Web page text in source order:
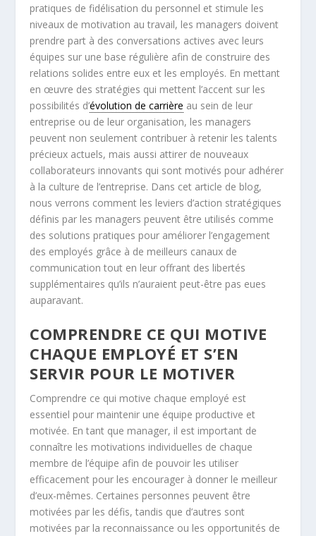
pratiques de fidélisation du personnel et stimule les
niveaux de motivation au travail, les managers doivent
prendre part à des conversations actives avec leurs
équipes sur une base régulière afin de construire des
relations solides entre eux et les employés. En mettant
en œuvre des stratégies qui mettent l’accent sur les
possibilités d’évolution de carrière au sein de leur
entreprise ou de leur organisation, les managers
peuvent non seulement contribuer à retenir les talents
précieux actuels, mais aussi attirer de nouveaux
collaborateurs innovants qui sont motivés pour adhérer
à la culture de l’entreprise. Dans cet article de blog,
nous verrons comment les leviers d’action stratégiques
définis par les managers peuvent être utilisés comme
des solutions pratiques pour améliorer l’engagement
des employés grâce à de meilleurs canaux de
communication tout en leur offrant des libertés
supplémentaires qu’ils n’auraient peut-être pas eues
auparavant.
COMPRENDRE CE QUI MOTIVE
CHAQUE EMPLOYÉ ET S’EN
SERVIR POUR LE MOTIVER
Comprendre ce qui motive chaque employé est
essentiel pour maintenir une équipe productive et
motivée. En tant que manager, il est important de
connaître les motivations individuelles de chaque
membre de l’équipe afin de pouvoir les utiliser
efficacement pour les encourager à donner le meilleur
d’eux-mêmes. Certaines personnes peuvent être
motivées par les défis, tandis que d’autres sont
motivées par la reconnaissance ou les opportunités de